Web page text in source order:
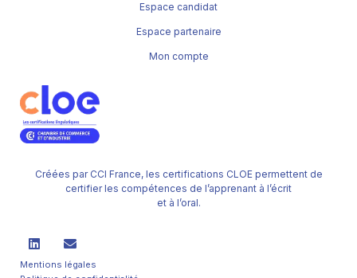
Créées par CCI France, les certifications CLOE permettent de
certifier les compétences de l’apprenant à l’écrit
et à l’oral.
Mentions légales
Espace candidat
Espace partenaire
Mon compte